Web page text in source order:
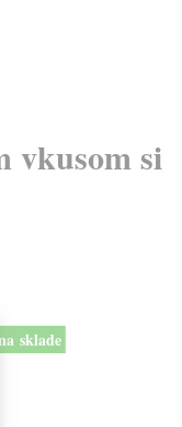
vkusom si
sklade